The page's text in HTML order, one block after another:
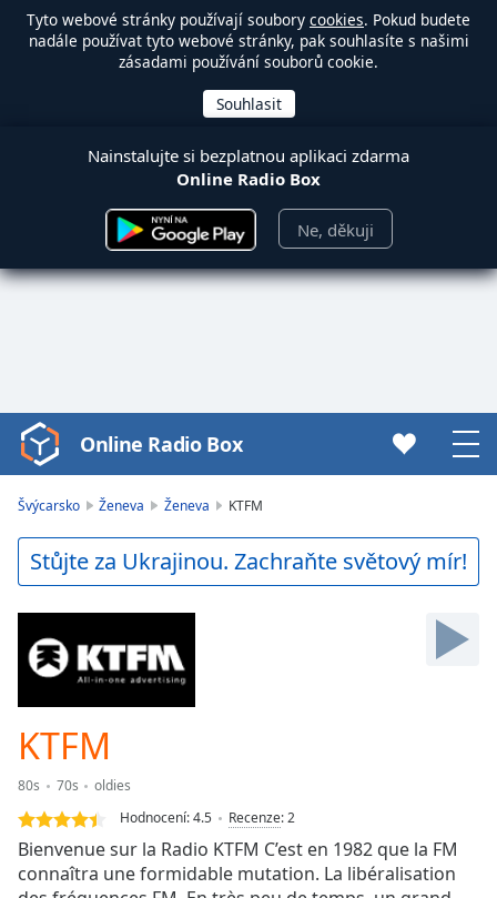
Tyto webové stránky používají soubory cookies. Pokud budete
nadále používat tyto webové stránky, pak souhlasíte s našimi
zásadami používání souborů cookie.
Nainstalujte si bezplatnou aplikaci zdarma
Online Radio Box
Ne, děkuji
Video
Player
Play
Video
Backward
Skip
Forward
Mute
Current
Time
0:00
Loaded:
0.00%
Stream
Online Radio Box
Švýcarsko Ženeva Ženeva KTFM
Stůjte za Ukrajinou. Zachraňte světový mír!
KTFM
80s 70s
oldies
Hodnocení:4.5 Recenze:2
Bienvenue sur la Radio KTFM C’est en 1982 que la FM
connaîtra une formidable mutation. La libéralisation